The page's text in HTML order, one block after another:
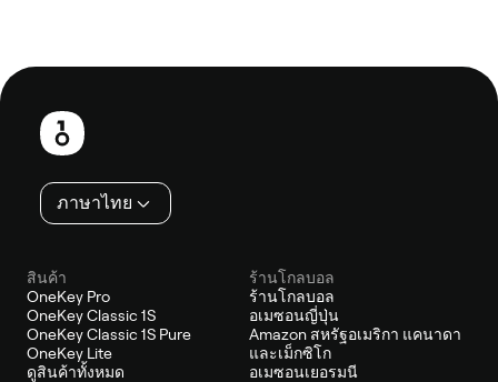
ส่วน
ท้าย
ภาษาไทย
สินค้า
OneKey Pro
OneKey Classic 1S
OneKey Classic 1S Pure
OneKey Lite
ดูสินค้าทั้งหมด
ร้านโกลบอล
ร้านโกลบอล
อเมซอนญี่ปุ่น
Amazon สหรัฐอเมริกา แคนาดา
และเม็กซิโก
อเมซอนเยอรมนี